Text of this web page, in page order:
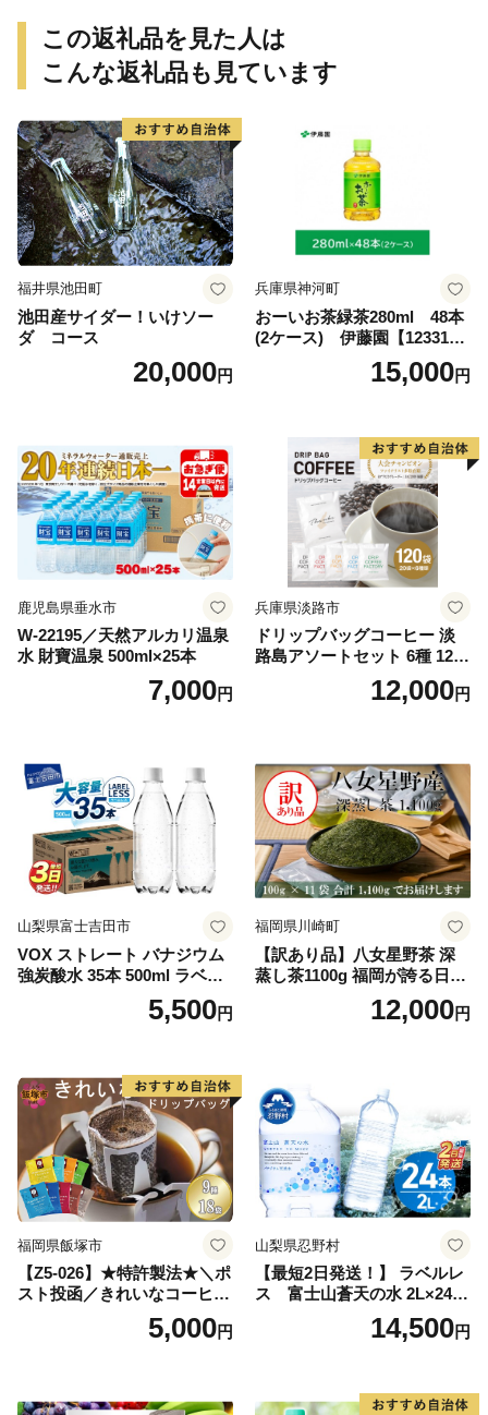
この返礼品を見た人は
こんな返礼品も見ています
福井県池田町
池田産サイダー！いけソー
ダ コース
20,000円
兵庫県神河町
おーいお茶緑茶280ml 48本
(2ケース) 伊藤園【123317
15,000円
鹿児島県垂水市
W-22195／天然アルカリ温泉
水 財寶温泉 500ml×25本
7,000円
兵庫県淡路市
ドリップバッグコーヒー 淡
路島アソートセット 6種 120
袋 飲み比べ コーヒー
12,000円
山梨県富士吉田市
VOX ストレート バナジウム
強炭酸水 35本 500ml ラベル
レス【富士吉田市限定カート
5,500円
福岡県川崎町
【訳あり品】八女星野茶 深
蒸し茶1100g 福岡が誇る日本
茶_ 訳アリ 常温 お茶 茶袋 常
備品 おちゃ ocha 茶葉 緑茶
小分け お土産 お取り寄せ グ
ルメ 福岡 九州 福岡県 国産
日本 ふかむし茶 ふかむし 家
庭用 自宅用 ちゃ りょくちゃ
ふかむしちゃ 急須 甘み 川崎
町 送料無料
12,000円
福岡県飯塚市
【Z5-026】★特許製法★＼ポ
スト投函／きれいなコーヒー
ドリップバッグ9種セット(18
袋)ゆうパケットでお届け！
5,000円
山梨県忍野村
【最短2日発送！】 ラベルレ
ス 富士山蒼天の水 2L×24本
（4ケース）※離島不可 天然
水 ミネラルウォーター 水 ペ
産 シリカ ミネラル 美容 備蓄
14,500円